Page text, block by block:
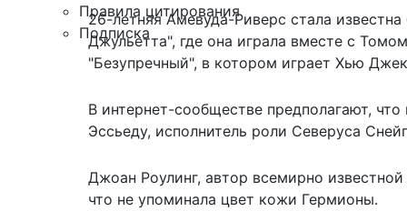
Правила цитирования
Подписка
26-летняя Амевуда-Риверс стала
Джульетта", где она играла вместе с
"Безупречный", в котором играет Хью
В интернет-сообществе предполагают,
Эссьеду, исполнитель роли Северуса
Джоан Роулинг, автор всемирно
что не упоминала цвет кожи Гермионы.